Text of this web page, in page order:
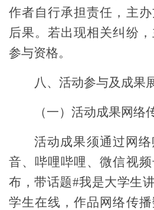
作者自行承担责任，主
后果。若出现相关纠纷
参与资格。
八、活动参与及成果
（一）活动成果网络
活动成果须通过网
音、哔哩哔哩、微信视
布，带话题#我是大学生
学生在线，作品网络传